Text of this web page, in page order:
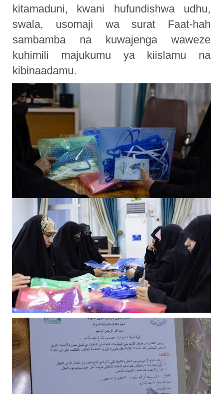
kitamaduni, kwani hufundishwa udhu,
swala, usomaji wa surat Faat-hah
sambamba na kuwajenga waweze
kuhimili majukumu ya kiislamu na
kibinaadamu.